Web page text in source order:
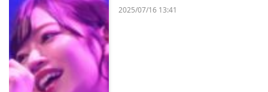
2025/07/16 13:41